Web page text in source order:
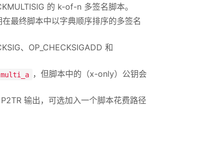
的 k-of-n 多签名脚本。
最终脚本中以字典顺序排序的多签名
、OP_CHECKSIGADD 和
multi_a
，但脚本中的（x-only）公钥会
输出，可选加入一个脚本花费路径